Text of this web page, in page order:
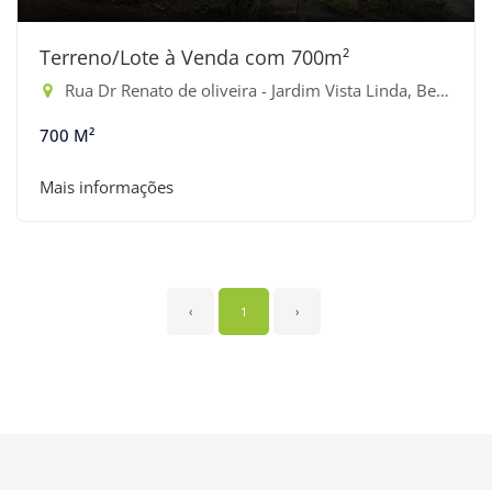
Terreno/Lote à Venda com 700m²
Rua Dr Renato de oliveira - Jardim Vista Linda, Bertioga-SP
700 M²
Mais informações
‹ 1 ›